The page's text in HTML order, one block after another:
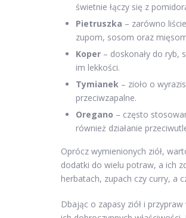
świetnie łączy się z
Pietruszka – zarówno
zupom, sosom oraz
Koper – doskonały do ryb,
im lekkości.
Tymianek – zioło o
przeciwzapalne.
Oregano – często
również działanie
Oprócz wymienionych ziół,
dodatki do wielu potraw, a ich
herbatach, zupach czy curry, a
Dbając o zapasy ziół i